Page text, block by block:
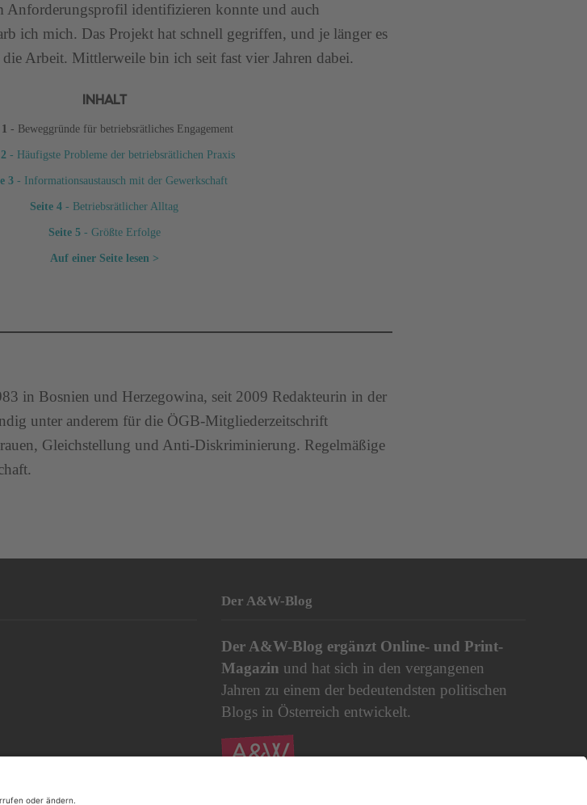
Anforderungsprofil identifizieren konnte und auch
ich mich. Das Projekt hat schnell gegriffen, und je länger es
Arbeit. Mittlerweile bin ich seit fast vier Jahren dabei.
INHALT
- Beweggründe für betriebsrätliches Engagement
- Häufigste Probleme der betriebsrätlichen Praxis
3- Informationsaustausch mit der Gewerkschaft
Seite 4 - Betriebsrätlicher Alltag
Seite 5- Größte Erfolge
Auf einer Seite lesen >
in Bosnien und Herzegowina, seit 2009 Redakteurin in der
unter anderem für die ÖGB-Mitgliederzeitschrift
Gleichstellung und Anti-Diskriminierung. Regelmäßige
Der A&W-Blog
DerA&W-Blog ergänzt Online- und Print-
Magazin und hat sich in den vergangenen
Jahren zu einem der bedeutendsten politischen
Blogs in Österreich entwickelt.